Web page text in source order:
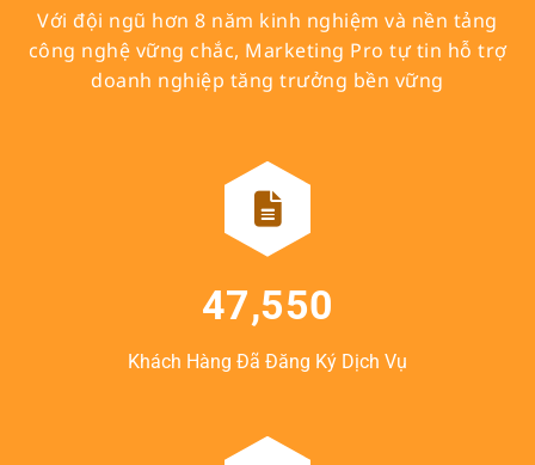
Với đội ngũ hơn 8 năm kinh nghiệm và nền tảng
công nghệ vững chắc, Marketing Pro tự tin hỗ trợ
doanh nghiệp tăng trưởng bền vững
47,550
Khách Hàng Đã Đăng Ký Dịch Vụ